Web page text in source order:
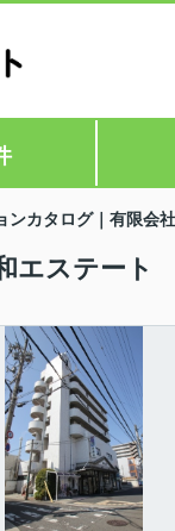
ンカタログ｜有限会
エステート